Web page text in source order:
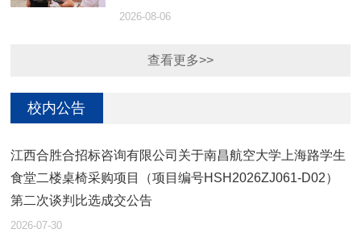
2026-08-06
查看更多>>
校内公告
江西合胜合招标咨询有限公司关于南昌航空大学上海路学生
食堂二楼桌椅采购项目（项目编号HSH2026ZJ061-D02）
第二次谈判比选成交公告
2026-07-30